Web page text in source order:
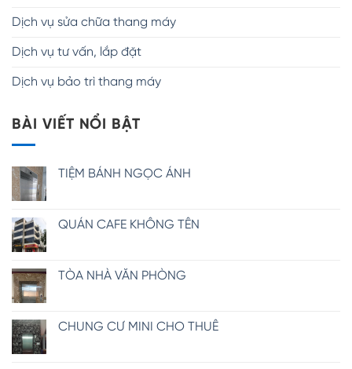
Dịch vụ sửa chữa thang máy
Dịch vụ tư vấn, lắp đặt
Dịch vụ bảo trì thang máy
BÀI VIẾT NỔI BẬT
TIỆM BÁNH NGỌC ÁNH
QUÁN CAFE KHÔNG TÊN
TÒA NHÀ VĂN PHÒNG
CHUNG CƯ MINI CHO THUÊ